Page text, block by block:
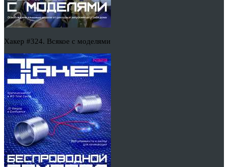
Хакер #324. Всякое с моделями